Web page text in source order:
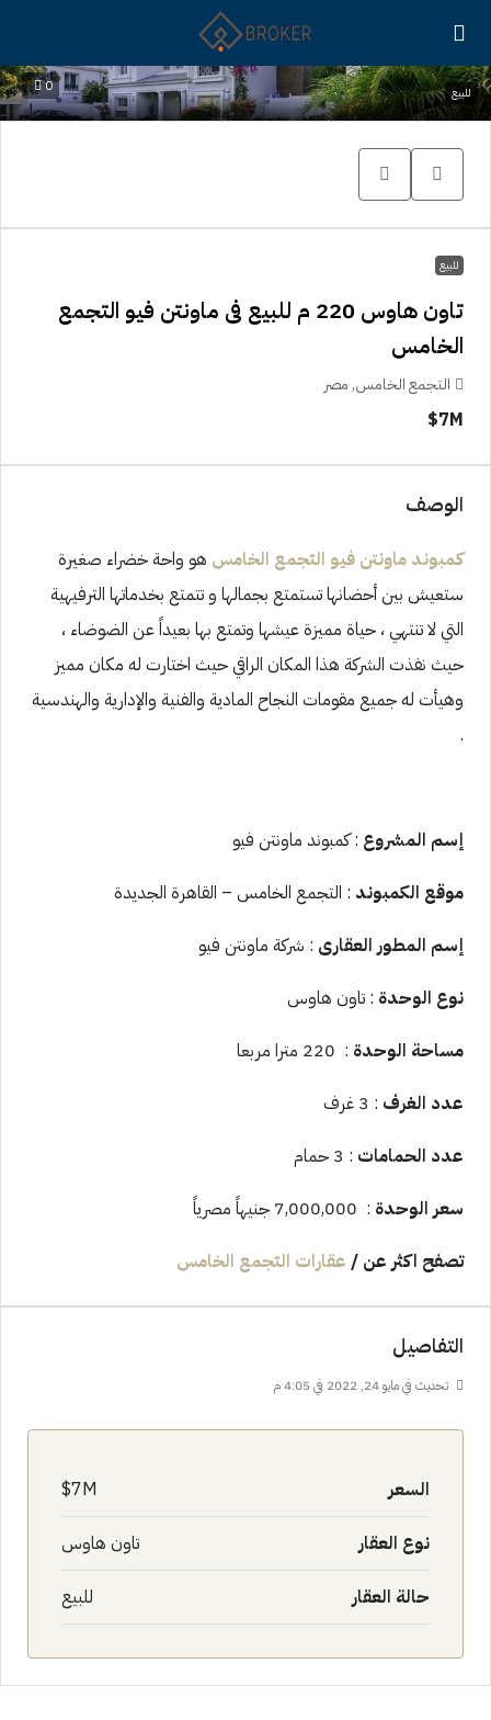
0 للبيع
للبيع
تاون هاوس 220 م للبيع فى ماونتن فيو التجمع
الخامس
التجمع الخامس, مصر
7M$
الوصف
كمبوند ماونتن فيو التجمع الخامس هو واحة خضراء صغيرة
ستعيش بين أحضانها تستمتع بجمالها و تتمتع بخدماتها الترفيهية
التي لا تنتهي ، حياة مميزة عيشها وتمتع بها بعيداً عن الضوضاء ،
حيث نفذت الشركة هذا المكان الراقي حيث اختارت له مكان مميز
وهيأت له جميع مقومات النجاح المادية والفنية والإدارية والهندسية
.
إسم المشروع : كمبوند ماونتن فيو
موقع الكمبوند : التجمع الخامس – القاهرة الجديدة
إسم المطور العقارى : شركة ماونتن فيو
نوع الوحدة : تاون هاوس
مساحة الوحدة : 220 مترا مربعا
عدد الغرف : 3 غرف
عدد الحمامات : 3 حمام
سعر الوحدة : 7,000,000 جنيهاً مصرياً
تصفح اكثر عن / عقارات التجمع الخامس
التفاصيل
تحديث في مايو 24, 2022 في 4:05 م
السعر 7M$
نوع العقار تاون هاوس
حالة العقار للبيع